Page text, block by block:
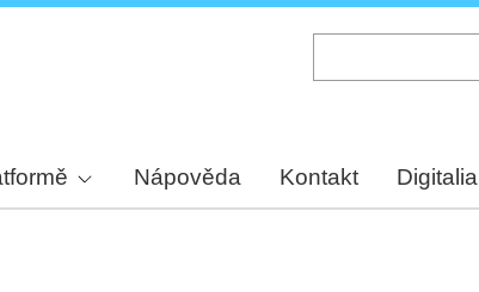
Nápověda Kontakt Digitalia